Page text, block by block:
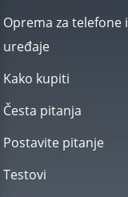
Oprema za telefone i
uređaje
Kako kupiti
Česta pitanja
Postavite pitanje
Testovi